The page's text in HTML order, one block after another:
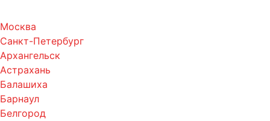
Москва
Санкт-Петербург
Архангельск
Астрахань
Балашиха
Барнаул
Белгород